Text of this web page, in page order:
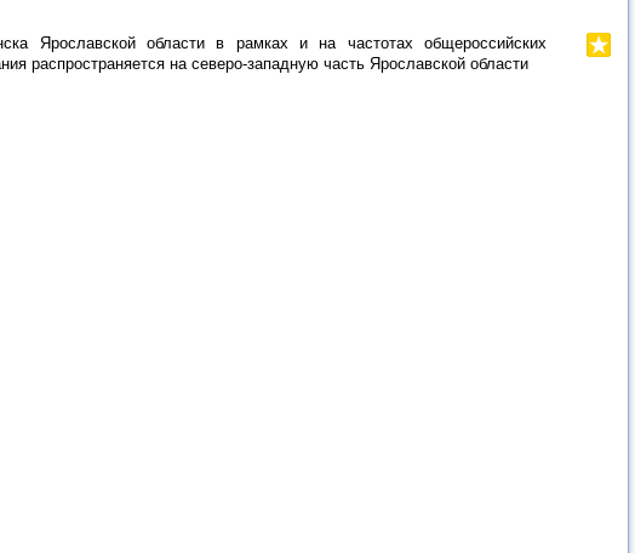
Ярославской области в рамках и на частотах общероссийских
распространяется на северо-западную часть Ярославской области